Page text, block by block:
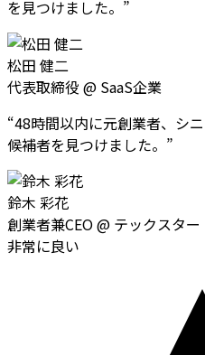
を見つけました。 ”
松田 健二
代表取締役 @ SaaS企業
“48時間以内に元創業者、シ
候補者を見つけました。 ”
鈴木 彩花
創業者兼CEO@ テックスタ
非常に良い